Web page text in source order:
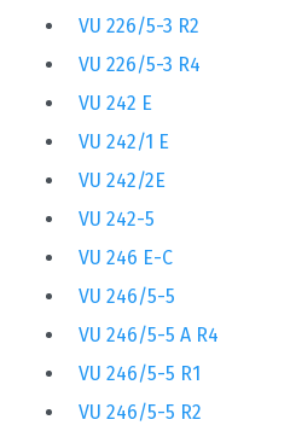
VU 226/5-3 R2
VU 226/5-3 R4
VU 242 E
VU 242/1 E
VU 242/2E
VU 242-5
VU 246 E-C
VU 246/5-5
VU 246/5-5 A R4
VU 246/5-5 R1
VU 246/5-5 R2